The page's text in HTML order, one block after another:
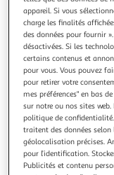
Reprise de votre
5.0 (3)
Bouteille de gaz
appareil. Si vous
charge les finalités
des données pour fournir
désactivées. Si les
certains contenus et
pour vous. Vous pouvez
pour retirer votre
mes préférences" en bas
sur notre ou nos sites
politique de
traitent des données
géolocalisation précises.
pour l’identification.
Publicités et contenu